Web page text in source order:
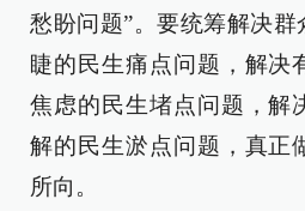
愁盼问题”。要统筹解决
睫的民生痛点问题，解决
焦虑的民生堵点问题，解
解的民生淤点问题，真正
所向。